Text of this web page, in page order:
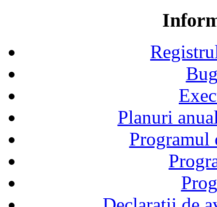
Planuri